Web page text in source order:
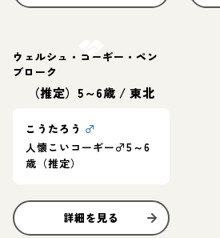
ウェルシュ・コーギー・ペン
ブローク
（推定）5～6歳 /東北
こうたろう ♂
人懐こいコーギー♂5～6
歳（推定）
詳細を見る